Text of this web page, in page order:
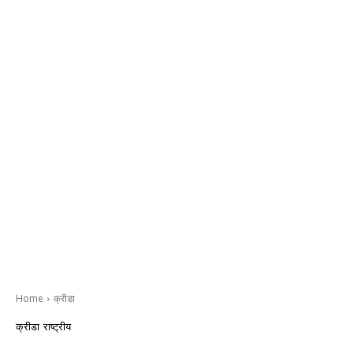
Home क्रीडा
क्रीडा राष्ट्रीय